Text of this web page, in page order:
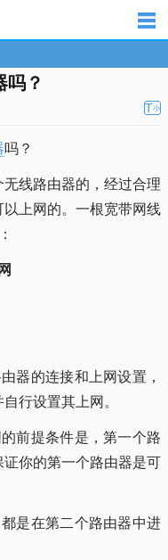
吗？
T小
吗？
线路由器的，经过合理
上网的。一根宽带网线
器的连接和上网设置，
行设置其上网。
前提条件是，第一个路
你的第一个路由器是可
是在第二个路由器中进